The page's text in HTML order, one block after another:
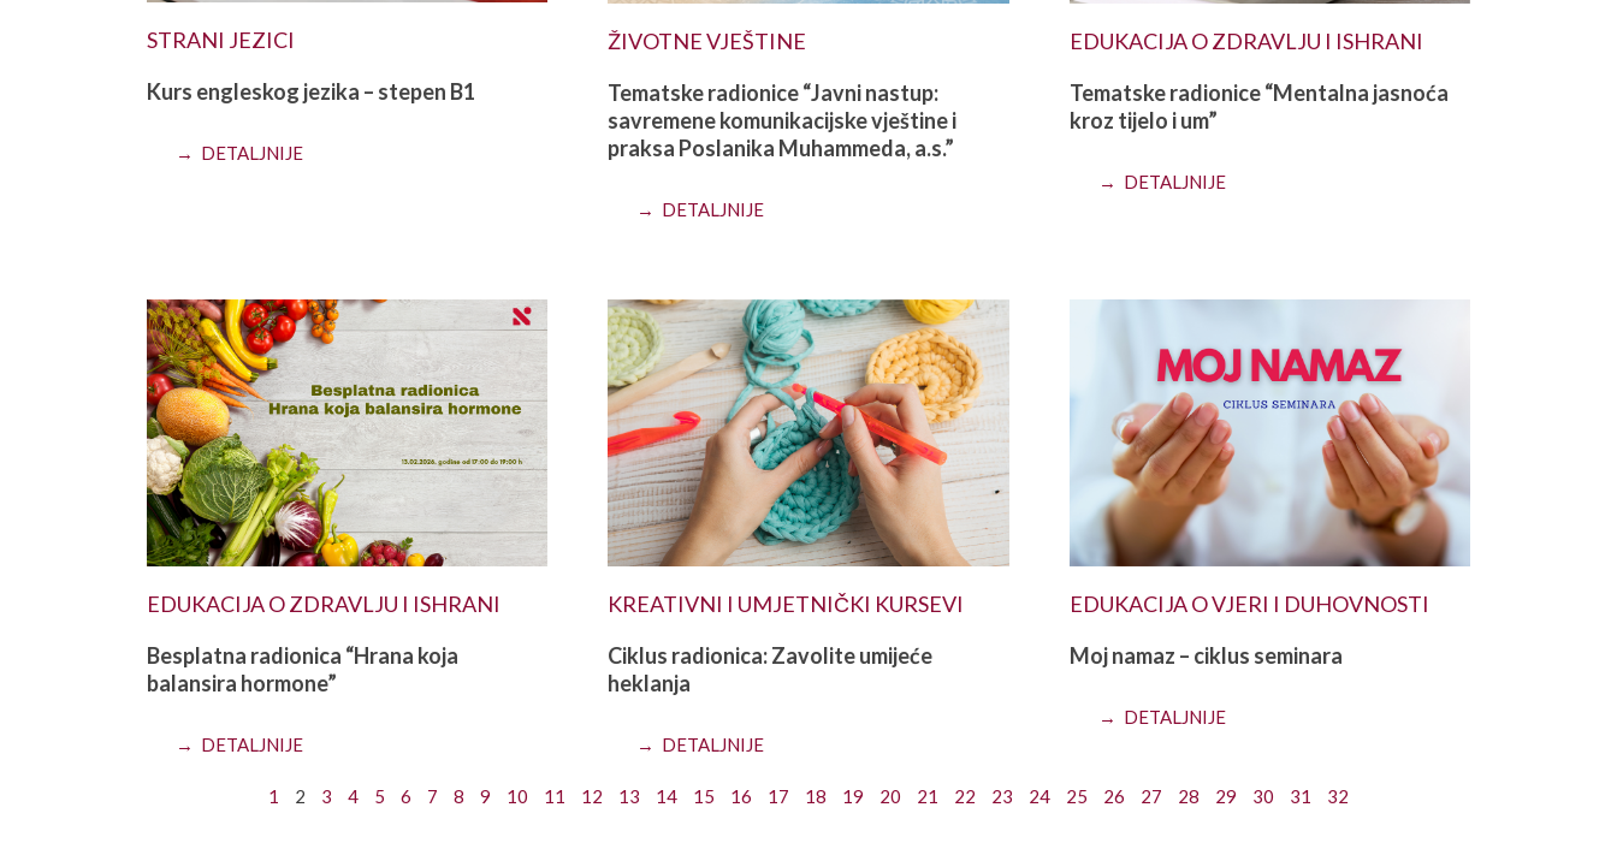
STRANI JEZICI
Kurs engleskog jezika – stepen B1
→ DETALJNIJE
ŽIVOTNE VJEŠTINE
Tematske radionice “Javni nastup:
savremene komunikacijske vještine i
praksa Poslanika Muhammeda, a.s.”
→ DETALJNIJE
EDUKACIJA O ZDRAVLJU I ISHRANI
Tematske radionice “Mentalna jasnoća
kroz tijelo i um”
→ DETALJNIJE
EDUKACIJA O ZDRAVLJU I ISHRANI
Besplatna radionica “Hrana koja
balansira hormone”
→ DETALJNIJE
KREATIVNI I UMJETNIČKI KURSEVI
Ciklus radionica: Zavolite umijeće
heklanja
→ DETALJNIJE
EDUKACIJA O VJERI I DUHOVNOSTI
Moj namaz – ciklus seminara
→ DETALJNIJE
1 2 3 4 5 6 7 8 9 10 11 12 13 14 15 16 17 18 19 20 21 22 23 24 25 26 27 28 29 30 31 32